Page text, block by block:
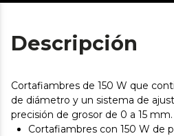
Descripción
Cortafiambres de 150 W que
de diámetro y un sistema de
precisión de grosor de 0 a 15 mm.
Cortafiambres con 150 W de